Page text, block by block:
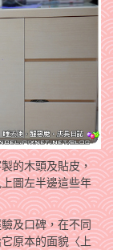
的木頭及貼皮，
圖左半邊這些年
及口碑，在不同
原本的面貌〈上